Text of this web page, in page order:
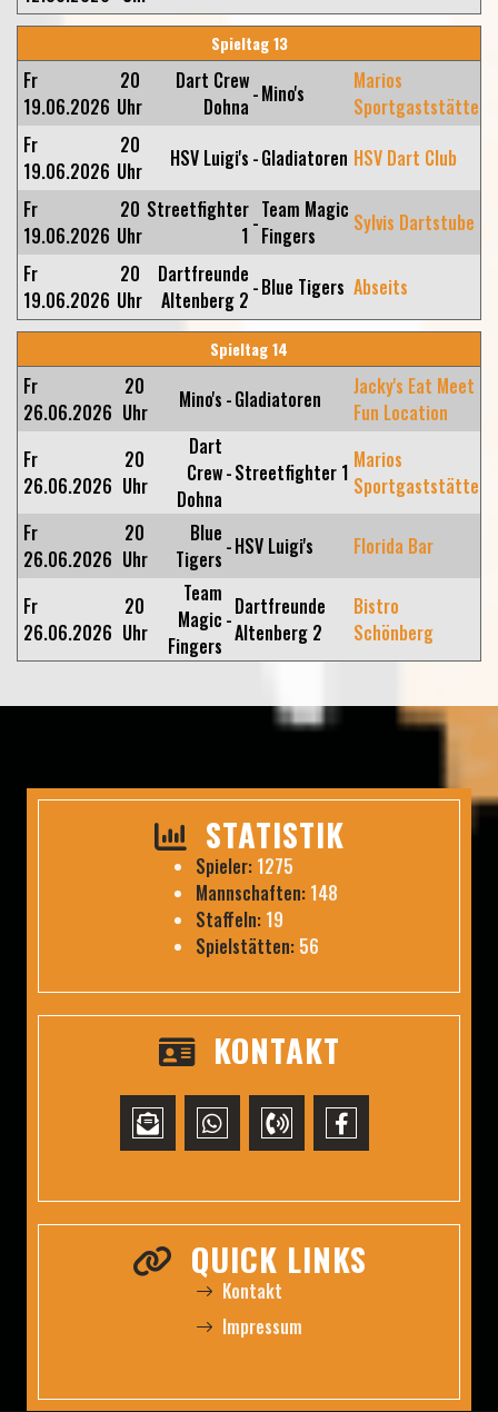
Spieltag 13
Fr
19.06.2026
20
Uhr
Dart Crew
Dohna -Mino's
Marios
Sportgaststätte
Fr
19.06.2026
20
Uhr
HSV Luigi's -Gladiatoren HSV Dart Club
Fr
19.06.2026
20
Uhr
Streetfighter
1 -Team Magic
Fingers
Sylvis Dartstube
Fr
19.06.2026
20
Uhr
Dartfreunde
Altenberg 2 -Blue Tigers Abseits
Spieltag 14
Fr
26.06.2026
20
Uhr
Mino's -Gladiatoren
Jacky's Eat Meet
Fun Location
Fr
26.06.2026
20
Uhr
Dart
Crew
Dohna
-Streetfighter 1 Marios
Sportgaststätte
Fr
26.06.2026
20
Uhr
Blue
Tigers -HSV Luigi's Florida Bar
Fr
26.06.2026
20
Uhr
Team
Magic
Fingers
-Dartfreunde
Altenberg 2
Bistro
Schönberg
STATISTIK
Spieler: 1275
Mannschaften: 148
Staffeln: 19
Spielstätten: 56
KONTAKT
QUICK LINKS
Kontakt
Impressum